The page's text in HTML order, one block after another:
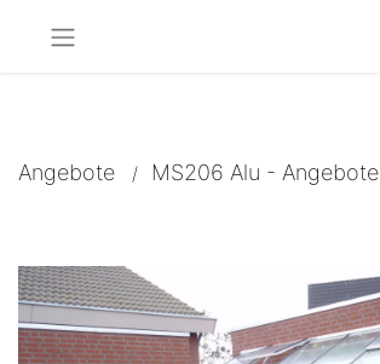
Angebote / MS206 Alu - Angebote​